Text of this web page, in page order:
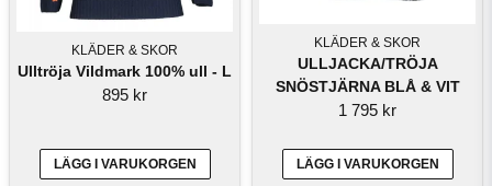
KLÄDER & SKOR
Ulltröja Vildmark 100% ull - L
895 kr
LÄGG I VARUKORGEN
KLÄDER & SKOR
ULLJACKA/TRÖJA
SNÖSTJÄRNA BLÅ & VIT
1 795 kr
LÄGG I VARUKORGEN